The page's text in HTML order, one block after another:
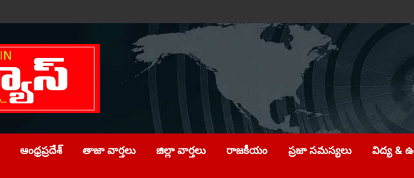
ఆంధ్రప్రదేశ్ తాజా వార్తలు జిల్లా వార్తలు రాజకీయం ప్రజా సమస్యలు విద్య &